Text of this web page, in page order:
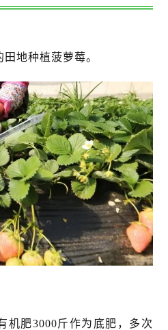
地种植菠萝莓。
机肥3000斤作为底肥，多次